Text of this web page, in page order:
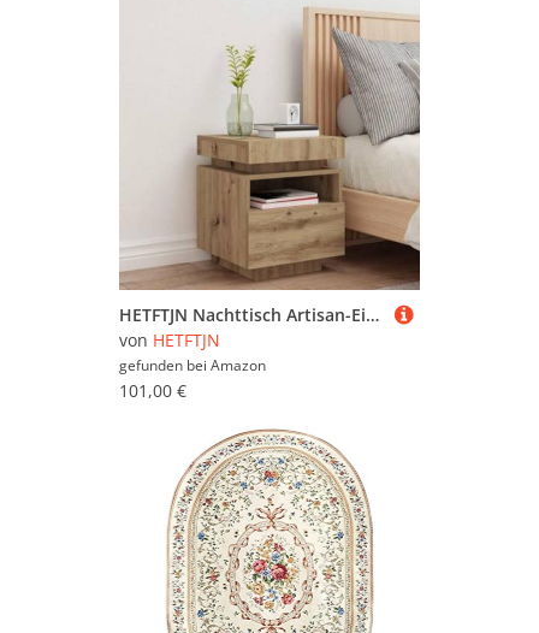
HETFTJN Nachttisch Artisan-Eiche 40x39x48 cm mit RGB LED und USB-Anschluss Modernes Design Robuste Holzoptik Platzsparend für kleine Schlafzimmer und Wohnzimmer
von HETFTJN
gefunden bei Amazon
101,00 €